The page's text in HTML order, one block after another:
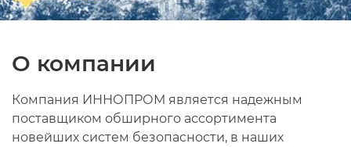
О компании
Компания ИННОПРОМ является надежным
поставщиком обширного ассортимента
новейших систем безопасности, в наших